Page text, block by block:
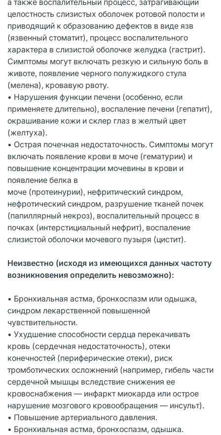
целостность слизистых оболочек ротовой полости и
приводящий к образованию дефектов в виде язв
(язвенный стоматит), процесс воспалительного
характера в слизистой оболочке желудка (гастрит).
Симптомы могут включать резкую и сильную боль в
животе, появление черного полужидкого стула
(мелена), кровавую рвоту.
• Нарушения функции печени (особенно, если
применяете длительно), воспаление печени (гепатит),
окрашивание кожи и склер глаз в желтый цвет
(желтуха).
• Острая почечная недостаточность. Симптомы могут
включать появление крови в моче (гематурии) и
повышение концентрации мочевины в крови и
появление белка в
моче (протеинурии), нефритический синдром,
нефротический синдром, разрушение тканей почек
(папиллярный некроз), воспалительный процесс в
почках (интерстициальный нефрит), воспаление
слизистой оболочки мочевого пузыря (цистит).
Неизвестно (исходя из имеющихся данных частоту
возникновения определить невозможно):
• Бронхиальная астма, бронхоспазм или одышка,
синдром лекарственной повышенной
чувствительности.
• Ухудшение способности сердца перекачивать
кровь (сердечная недостаточность), отеки
конечностей (периферические отеки), риск
тромботических осложнений (например, гибель части
сердечной мышцы вследствие снижения ее
кровоснабжения — инфаркт миокарда или острое
нарушение мозгового кровообращения — инсульт).
• Повышение артериального давления.
• Бронхиальная астма, бронхоспазм, одышка.